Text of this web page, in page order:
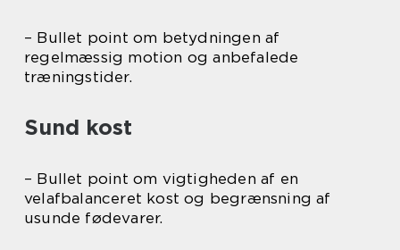
– Bullet point om betydningen af
regelmæssig motion og anbefalede
træningstider.
Sund kost
– Bullet point om vigtigheden af en
velafbalanceret kost og begrænsning af
usunde fødevarer.